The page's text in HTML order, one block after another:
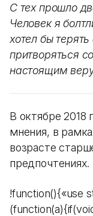
С тех прошло
Человек я
хотел бы
притворяться
настоящим
В октябре 2018
мнения, в
возрасте
предпочтениях.
!function(){«use